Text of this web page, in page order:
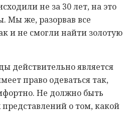
не за 30 лет, на это
Мы же, разорвав все
и не смогли найти золотую
действительно является
право одеваться так,
Не должно быть
о том, какой